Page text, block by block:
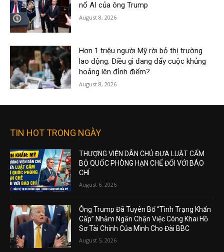
nổ AI của ông Trump
August 8, 2026
Hơn 1 triệu người Mỹ rời bỏ thị trường
lao động: Điều gì đang đẩy cuộc khủng
hoảng lên đỉnh điểm?
August 8, 2026
TIN HOT TRONG NGÀY
THƯỢNG VIỆN DÂN CHỦ ĐƯA LUẬT CẤM
BỘ QUỐC PHÒNG HẠN CHẾ ĐỐI VỚI BÁO
CHÍ
August 6, 2026
Ông Trump Đã Tuyên Bố “Tình Trạng Khẩn
Cấp” Nhằm Ngăn Chặn Việc Công Khai Hồ
Sơ Tài Chính Của Mình Cho Đài BBC
August 5, 2026